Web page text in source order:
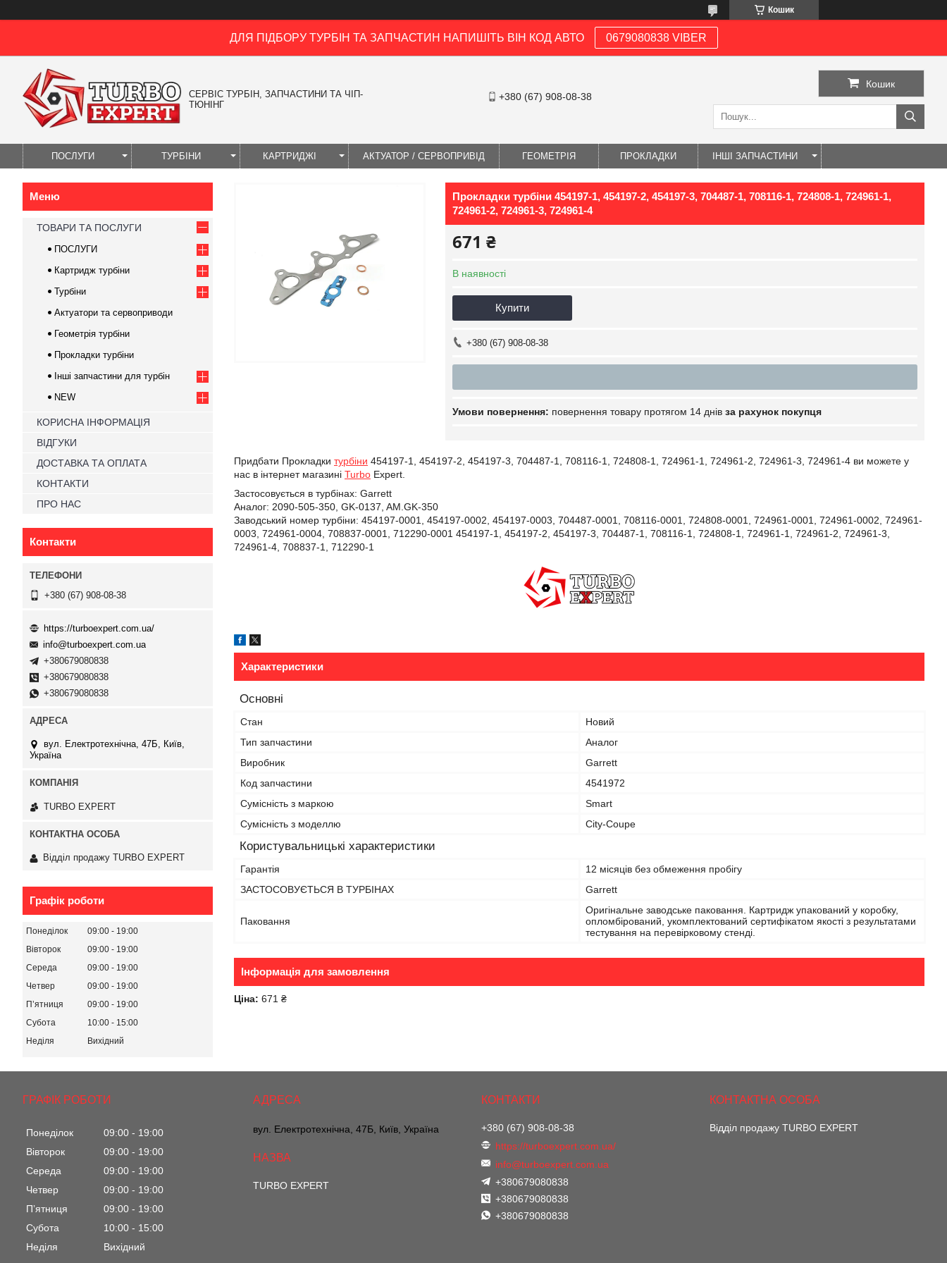
Кошик
ДЛЯ ПІДБОРУ ТУРБІН ТА ЗАПЧАСТИН НАПИШІТЬ ВІН КОД АВТО 0679080838 VIBER
СЕРВІС ТУРБІН, ЗАПЧАСТИНИ ТА ЧІП-
ТЮНІНГ
+380 (67) 908-08-38
Кошик
ПОСЛУГИ ТУРБІНИ КАРТРИДЖІ АКТУАТОР / СЕРВОПРИВІД ГЕОМЕТРІЯ ПРОКЛАДКИ ІНШІ ЗАПЧАСТИНИ
Прокладки турбіни 454197-1, 454197-2, 454197-3, 704487-1, 708116-1, 724808-1, 724961-1,
724961-2, 724961-3, 724961-4
671 ₴
В наявності
Купити
+380 (67) 908-08-38
повернення товару протягом 14 днів за рахунок покупця
Придбати Прокладки турбіни 454197-1, 454197-2, 454197-3, 704487-1, 708116-1, 724808-1, 724961-1, 724961-2, 724961-3, 724961-4 ви можете у
нас в інтернет магазині Turbo Expert.
Застосовується в турбінах: Garrett
Аналог: 2090-505-350, GK-0137, AM.GK-350
Заводський номер турбіни: 454197-0001, 454197-0002, 454197-0003, 704487-0001, 708116-0001, 724808-0001, 724961-0001, 724961-0002, 724961-
0003, 724961-0004, 708837-0001, 712290-0001 454197-1, 454197-2, 454197-3, 704487-1, 708116-1, 724808-1, 724961-1, 724961-2, 724961-3,
724961-4, 708837-1, 712290-1
Характеристики
Основні
Стан
Новий
Тип запчастини
Аналог
Виробник
Garrett
Код запчастини
4541972
Сумісність з маркою
Smart
Сумісність з моделлю
City-Coupe
Користувальницькі характеристики
Гарантія
12 місяців без обмеження пробігу
ЗАСТОСОВУЄТЬСЯ В ТУРБІНАХ
Garrett
Паковання
Оригінальне заводське паковання. Картридж упакований у коробку,
опломбірований, укомплектований сертифікатом якості з результатами
тестування на перевірковому стенді.
Інформація для замовлення
Ціна: 671 ₴
ТОВАРИ ТА ПОСЛУГИ
ПОСЛУГИ
Картридж турбіни
Турбіни
Актуатори та сервоприводи
Геометрія турбіни
Прокладки турбіни
Інші запчастини для турбін
NEW
КОРИСНА ІНФОРМАЦІЯ
ВІДГУКИ
ДОСТАВКА ТА ОПЛАТА
КОНТАКТИ
ПРО НАС
Контакти
+380 (67) 908-08-38
https://turboexpert.com.ua/
info@turboexpert.com.ua
+380679080838
+380679080838
+380679080838
вул. Електротехнічна, 47Б, Київ,
Україна
TURBO EXPERT
Відділ продажу TURBO EXPERT
Графік роботи
Понеділок 09:00
19:00
Вівторок
09:00
19:00
Середа
09:00
19:00
Четвер
09:00
19:00
Пʼятниця
09:00
19:00
Субота
10:00
15:00
Неділя
Вихідний
ГРАФІК РОБОТИ
Понеділок 09:00
19:00
Вівторок
09:00
19:00
Середа
09:00
19:00
Четвер
09:00
19:00
Пʼятниця
09:00
19:00
Субота
10:00
15:00
Неділя
Вихідний
вул. Електротехнічна, 47Б, Київ, Україна
TURBO EXPERT
+380 (67) 908-08-38
https://turboexpert.com.ua/
info@turboexpert.com.ua
+380679080838
+380679080838
+380679080838
Відділ продажу TURBO EXPERT